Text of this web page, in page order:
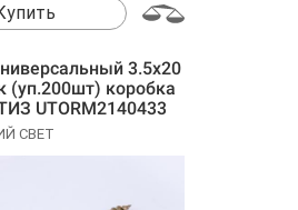
3.5х20
(уп.200шт) коробка
UTORM2140433
СВЕТ